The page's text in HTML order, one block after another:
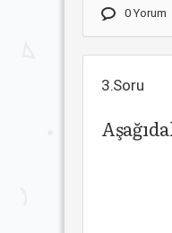
0 Yorum
3.Soru